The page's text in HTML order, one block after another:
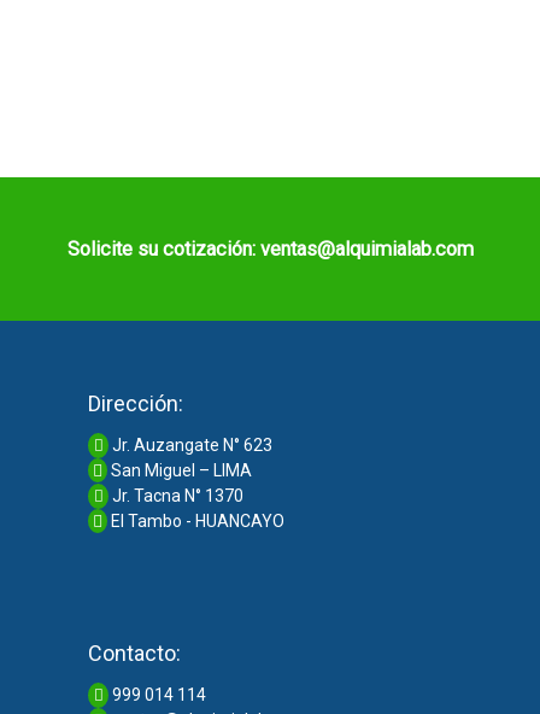
Solicite su cotización: ventas@alquimialab.com
Dirección:
Jr. Auzangate N° 623
San Miguel – LIMA
Jr. Tacna N° 1370
El Tambo - HUANCAYO
Contacto:
999 014 114